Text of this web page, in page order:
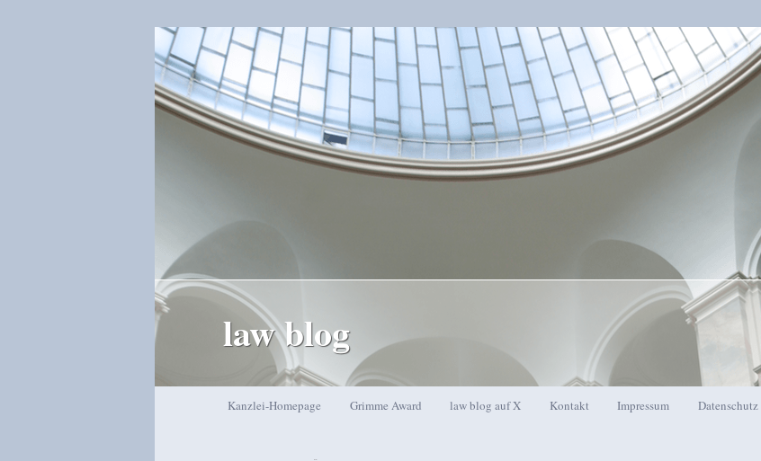
law blog
Zum Inhalt wechseln
Zum sekundären Inhalt wechseln
Kanzlei-Homepage Grimme Award law blog auf X Kontakt Impressum Datenschutz